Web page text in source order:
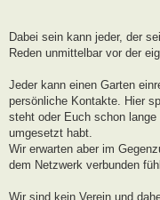
Dabei sein kann jeder, der
Reden unmittelbar vor der
Jeder kann einen Garten
persönliche Kontakte. Hier
steht oder Euch schon
umgesetzt habt.
Wir erwarten aber im
dem Netzwerk verbunden
Wir sind kein Verein und